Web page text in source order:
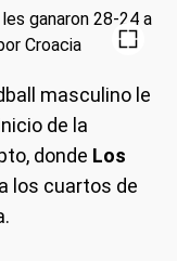
masculino le
de la
donde Los
los cuartos de